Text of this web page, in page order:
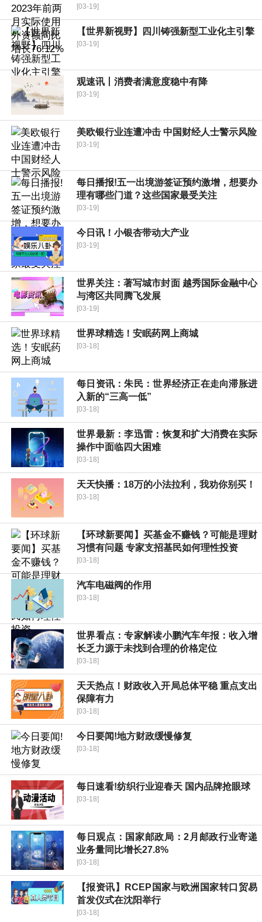
[03-19]
【世界新视野】四川铸强新型工业化主引擎
[03-19]
观速讯丨消费者满意度稳中有降
[03-19]
美欧银行业连遭冲击 中国财经人士警示风险
[03-19]
每日播报!五一出境游签证预约激增，想要办
理有哪些门道？这些国家最受关注
[03-19]
今日讯！小银杏带动大产业
[03-19]
世界关注：著写城市封面 越秀国际金融中心
与湾区共同腾飞发展
[03-19]
世界球精选！安眠药网上商城
[03-18]
每日资讯：朱民：世界经济正在走向滞胀进
入新的“三高一低”
[03-18]
世界最新：李迅雷：恢复和扩大消费在实际
操作中面临四大困难
[03-18]
天天快播：18万的小法拉利，我劝你别买！
[03-18]
【环球新要闻】买基金不赚钱？可能是理财
习惯有问题 专家支招基民如何理性投资
[03-18]
汽车电磁阀的作用
[03-18]
世界看点：专家解读小鹏汽车年报：收入增
长乏力源于未找到合理的价格定位
[03-18]
天天热点！财政收入开局总体平稳 重点支出
保障有力
[03-18]
今日要闻!地方财政缓慢修复
[03-18]
每日速看!纺织行业迎春天 国内品牌抢眼球
[03-18]
每日观点：国家邮政局：2月邮政行业寄递
业务量同比增长27.8%
[03-18]
【报资讯】RCEP国家与欧洲国家转口贸易
首发仪式在沈阳举行
[03-18]